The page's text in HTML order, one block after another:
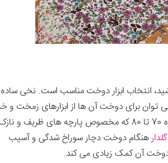
انتخاب ابزار دوخت مناسب است. نخی
توان برای دوخت آن ها از ابزارهای زمخت و
استفاده کرد. برای دوخت این پارچه استفاده از سوزن چرخ خیاطی با شماره 70 تا 80 که مخصوص پارچه های ظریف و
هنگام دوخت دچار سوراخ شدگی و آسیب
دوخت آن کمک زیادی می کند.